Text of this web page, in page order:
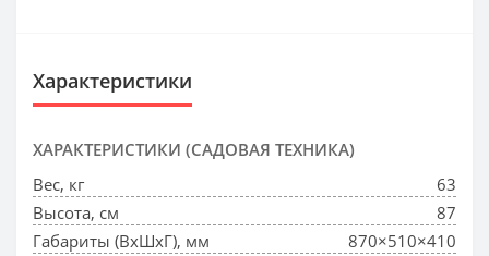
Характеристики
ХАРАКТЕРИСТИКИ (САДОВАЯ ТЕХНИКА)
Вес, кг
63
Высота, см
87
Габариты (ВхШхГ), мм
870×510×410